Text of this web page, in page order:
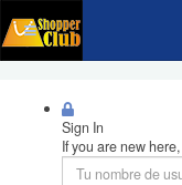
Sign In
If you are new here,